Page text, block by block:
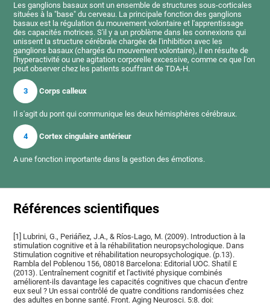
Les ganglions basaux sont un ensemble de structures sous-corticales
situées à la "base" du cerveau. La principale fonction des ganglions
basaux est la régulation du mouvement volontaire et l'apprentissage
des capacités motrices. S'il y a un problème dans les connexions qui
unissent la structure cérébrale chargée de l'inhibition avec les
ganglions basaux (chargés du mouvement volontaire), il en résulte de
l'hyperactivité ou une agitation corporelle excessive, comme ce que l'on
peut observer chez les patients souffrant de TDA-H.
3 Corps calleux
Il s'agit du pont qui communique les deux hémisphères cérébraux.
4 Cortex cingulaire antérieur
A une fonction importante dans la gestion des émotions.
Références scientifiques
[1] Lubrini, G., Periáñez, J.A., & Ríos-Lago, M. (2009). Introduction à la
stimulation cognitive et à la réhabilitation neuropsychologique. Dans
Stimulation cognitive et réhabilitation neuropsychologique. (p.13).
Rambla del Poblenou 156, 08018 Barcelona: Editorial UOC. Shatil E
(2013). L'entraînement cognitif et l'activité physique combinés
améliorent-ils davantage les capacités cognitives que chacun d'entre
eux seul ? Un essai contrôlé de quatre conditions randomisées chez
des adultes en bonne santé. Front. Aging Neurosci. 5:8. doi: